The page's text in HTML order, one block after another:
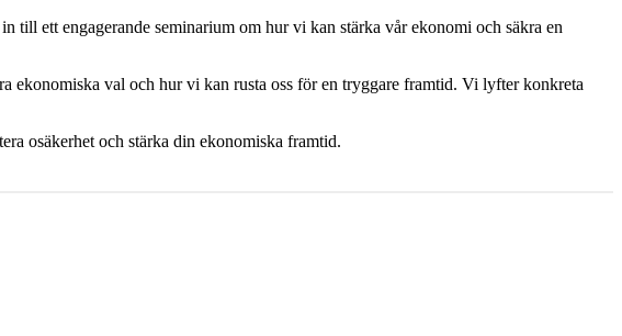
in till ett engagerande seminarium om hur vi kan stärka vår ekonomi och säkra en
ekonomiska val och hur vi kan rusta oss för en tryggare framtid. Vi lyfter konkreta
osäkerhet och stärka din ekonomiska framtid.